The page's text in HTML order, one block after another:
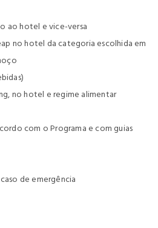
ao hotel e vice-versa
no hotel da categoria escolhida em
no hotel e regime alimentar
com o Programa e com guias
de emergência